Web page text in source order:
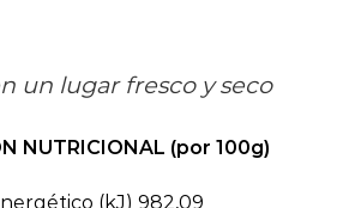
un lugar fresco y seco
NUTRICIONAL (por 100g)
(kJ) 982,09